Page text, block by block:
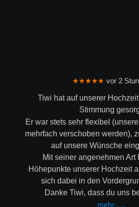
★★★★★ vor 2
Tiwi hat auf unserer
Stimmung
Er war stets sehr flexibel
mehrfach verschoben werden),
auf unsere Wünsche
Mit seiner angenehmen Art
Höhepunkte unserer Hochzeit
sich dabei in den
Danke Tiwi, dass du uns
mehr……